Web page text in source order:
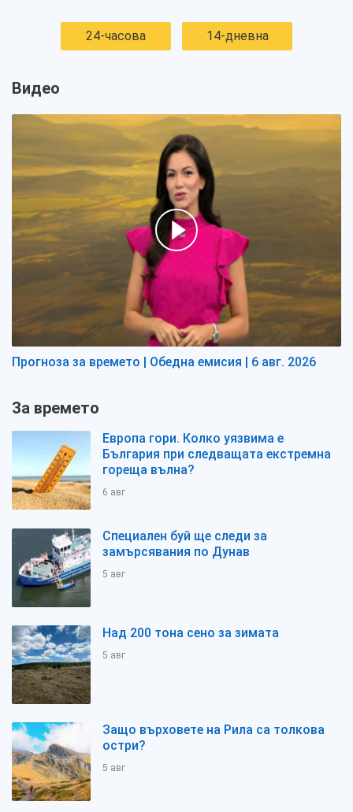
24-часова 14-дневна
Видео
Прогноза за времето | Обедна емисия | 6 авг. 2026
За времето
Европа гори. Колко уязвима е
България при следващата екстремна
гореща вълна?
6 авг
Специален буй ще следи за
замърсявания по Дунав
5 авг
Над 200 тона сено за зимата
5 авг
Защо върховете на Рила са толкова
остри?
5 авг